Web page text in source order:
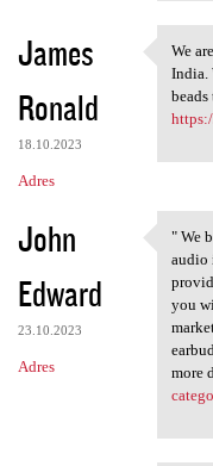
James
Ronald
18.10.2023
Adres
We
We
India.
beads
John
Edward
23.10.2023
Adres
" We
" We
audio
you
more